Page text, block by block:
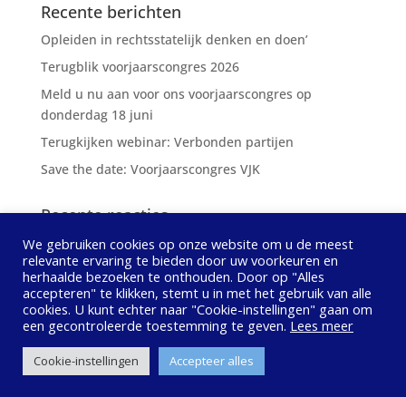
Recente berichten
Opleiden in rechtsstatelijk denken en doen’
Terugblik voorjaarscongres 2026
Meld u nu aan voor ons voorjaarscongres op
donderdag 18 juni
Terugkijken webinar: Verbonden partijen
Save the date: Voorjaarscongres VJK
Recente reacties
Privacybeleid Contact opnemen
© Vereniging Juridische Kwaliteitszorg Lokaal
Bestuur, 2020 - 2024
We gebruiken cookies op onze website om u de meest
relevante ervaring te bieden door uw voorkeuren en
herhaalde bezoeken te onthouden. Door op "Alles
accepteren" te klikken, stemt u in met het gebruik van alle
cookies. U kunt echter naar "Cookie-instellingen" gaan om
een ​​gecontroleerde toestemming te geven. Lees meer
Cookie-instellingen Accepteer alles